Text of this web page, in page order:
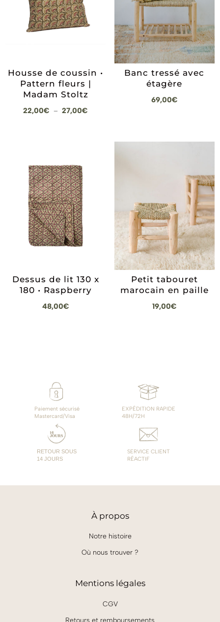
Housse de coussin •
Pattern fleurs |
Madam Stoltz
22,00€ – 27,00€
Banc tressé avec
étagère
69,00€
Dessus de lit 130 x
180 • Raspberry
48,00€
Petit tabouret
marocain en paille
19,00€
Paiement sécurisé
Mastercard/Visa
EXPÉDITION RAPIDE
48H/72H
RETOUR SOUS
14 JOURS
SERVICE CLIENT
RÉACTIF
Àpropos
Notre histoire
Où nous trouver ?
Mentions légales
CGV
Retours et remboursements